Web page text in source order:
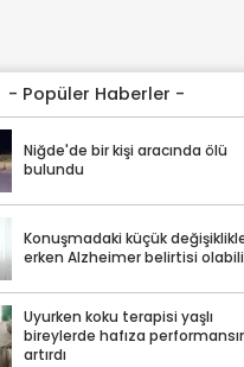
- Popüler Haberler -
Niğde'de bir kişi aracında ölü
bulundu
Konuşmadaki küçük
erken Alzheimer belirtisi
Uyurken koku terapisi yaşlı
bireylerde hafıza
artırdı